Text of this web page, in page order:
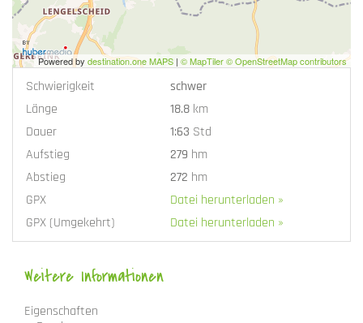
Powered by destination.one MAPS | © MapTiler © OpenStreetMap contributors
Schwierigkeit
schwer
Länge
18.8 km
Dauer
1:63 Std
Aufstieg
279 hm
Abstieg
272 hm
GPX
Datei herunterladen »
GPX (Umgekehrt)
Datei herunterladen »
Weitere Informationen
Eigenschaften